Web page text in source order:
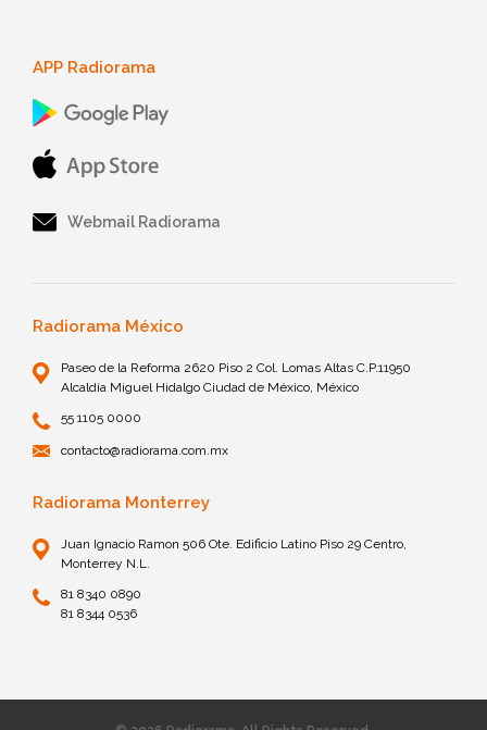
APP Radiorama
Webmail Radiorama
Radiorama México
Paseo de la Reforma 2620 Piso 2 Col. Lomas Altas C.P.11950
Alcaldía Miguel Hidalgo Ciudad de México, México
55 1105 0000
contacto@radiorama.com.mx
Radiorama Monterrey
Juan Ignacio Ramon 506 Ote. Edificio Latino Piso 29 Centro,
Monterrey N.L.
81 8340 0890
81 8344 0536